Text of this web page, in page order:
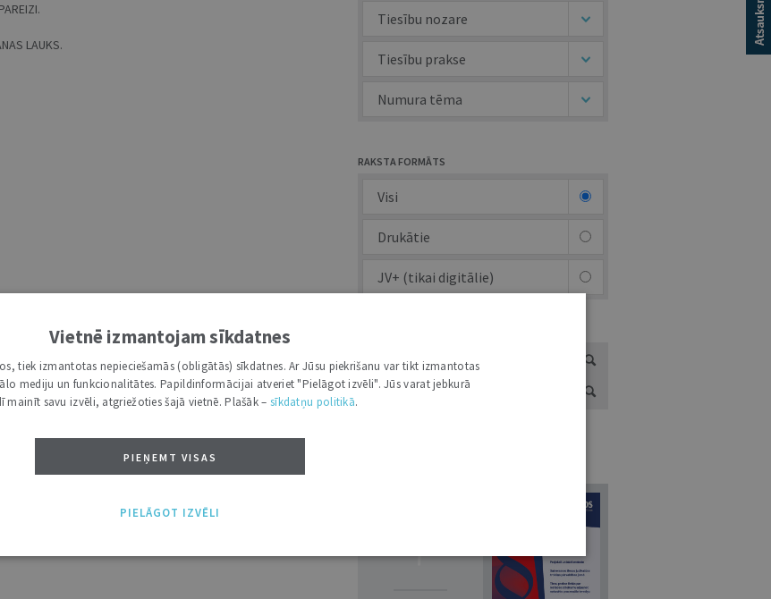
LAUKS.
Tiesību nozare
Tiesību prakse
Numura tēma
RAKSTA FORMĀTS
Visi
Drukātie
JV+ (tikai digitālie)
7
Vietnē izmantojam sīkdatnes
tiek izmantotas nepieciešamās (obligātās) sīkdatnes. Ar Jūsu piekrišanu var tikt izmantotas
mediju un funkcionalitātes. Papildinformācijai atveriet "Pielāgot izvēli". Jūs varat jebkurā
mainīt savu izvēli, atgriežoties šajā vietnē. Plašāk – sīkdatņu politikā.
PIEŅEMT VISAS
PIELĀGOT IZVĒLI